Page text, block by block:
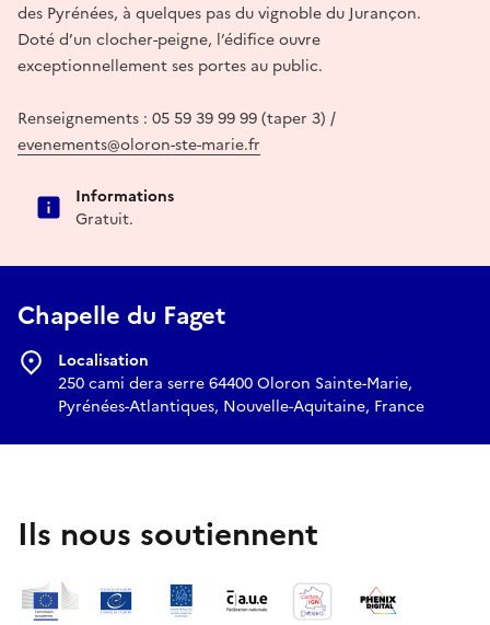
des Pyrénées, à quelques pas du vignoble du Jurançon.
Doté d’un clocher-peigne, l’édifice ouvre
exceptionnellement ses portes au public.
Renseignements : 05 59 39 99 99 (taper 3) /
evenements@oloron-ste-marie.fr
Informations
Gratuit.
Chapelle du Faget
Localisation
250 cami dera serre 64400 Oloron Sainte-Marie,
Pyrénées-Atlantiques, Nouvelle-Aquitaine, France
Ils nous soutiennent